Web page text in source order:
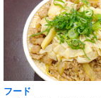
フード